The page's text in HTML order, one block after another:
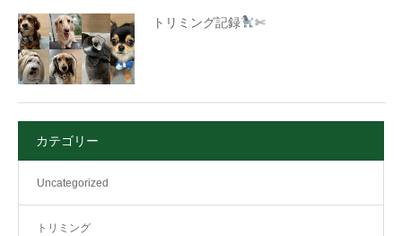
トリミング記録 ✄
カテゴリー
Uncategorized
トリミング